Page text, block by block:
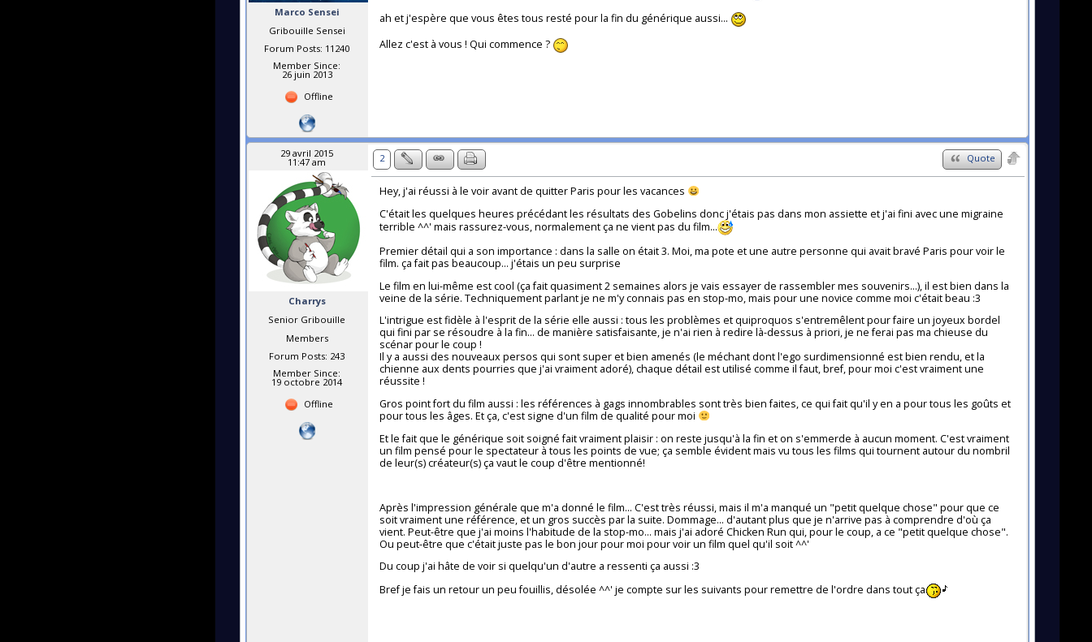
Marco Sensei
Gribouille Sensei
Forum Posts: 11240
Member Since:
26 juin 2013
Offline
ah et j'espère que vous êtes tous resté pour la fin du générique aussi...
Allez c'est à vous ! Qui commence ?
29 avril 2015
11:47 am
Charrys
Senior Gribouille
Members
Forum Posts: 243
Member Since:
19 octobre 2014
Offline
2 Quote
Hey, j'ai réussi à le voir avant de quitter Paris pour les vacances
C'était les quelques heures précédant les résultats des Gobelins donc j'étais pas dans mon assiette et j'ai fini avec une migraine
terrible ^^' mais rassurez-vous, normalement ça ne vient pas du film...
Premier détail qui a son importance : dans la salle on était 3. Moi, ma pote et une autre personne qui avait bravé Paris pour voir le
film. ça fait pas beaucoup... j'étais un peu surprise
Le film en lui-même est cool (ça fait quasiment 2 semaines alors je vais essayer de rassembler mes souvenirs...), il est bien dans la
veine de la série. Techniquement parlant je ne m'y connais pas en stop-mo, mais pour une novice comme moi c'était beau :3
L'intrigue est fidèle à l'esprit de la série elle aussi : tous les problèmes et quiproquos s'entremêlent pour faire un joyeux bordel
qui fini par se résoudre à la fin... de manière satisfaisante, je n'ai rien à redire là-dessus à priori, je ne ferai pas ma chieuse du
scénar pour le coup !
Il y a aussi des nouveaux persos qui sont super et bien amenés (le méchant dont l'ego surdimensionné est bien rendu, et la
chienne aux dents pourries que j'ai vraiment adoré), chaque détail est utilisé comme il faut, bref, pour moi c'est vraiment une
réussite !
Gros point fort du film aussi : les références à gags innombrables sont très bien faites, ce qui fait qu'il y en a pour tous les goûts et
pour tous les âges. Et ça, c'est signe d'un film de qualité pour moi
Et le fait que le générique soit soigné fait vraiment plaisir : on reste jusqu'à la fin et on s'emmerde à aucun moment. C'est vraiment
un film pensé pour le spectateur à tous les points de vue; ça semble évident mais vu tous les films qui tournent autour du nombril
de leur(s) créateur(s) ça vaut le coup d'être mentionné!
Après l'impression générale que m'a donné le film... C'est très réussi, mais il m'a manqué un "petit quelque chose" pour que ce
soit vraiment une référence, et un gros succès par la suite. Dommage... d'autant plus que je n'arrive pas à comprendre d'où ça
vient. Peut-être que j'ai moins l'habitude de la stop-mo... mais j'ai adoré Chicken Run qui, pour le coup, a ce "petit quelque chose".
Ou peut-être que c'était juste pas le bon jour pour moi pour voir un film quel qu'il soit ^^'
Du coup j'ai hâte de voir si quelqu'un d'autre a ressenti ça aussi :3
Bref je fais un retour un peu fouillis, désolée ^^' je compte sur les suivants pour remettre de l'ordre dans tout ça